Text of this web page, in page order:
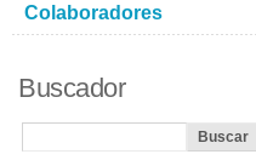
Colaboradores
Buscador